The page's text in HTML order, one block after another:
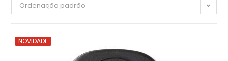
Ordenação padrão
NOVIDADE